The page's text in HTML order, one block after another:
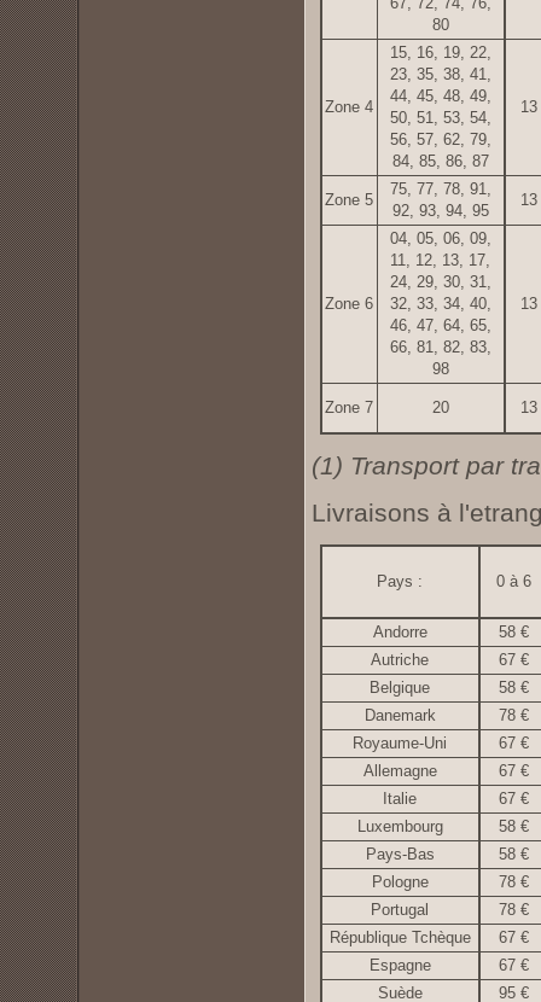
80
Zone 4
15, 16, 19, 22,
23, 35, 38, 41,
44, 45, 48, 49,
50, 51, 53, 54,
56, 57, 62, 79,
84, 85, 86, 87
13
Zone 5
75, 77, 78, 91,
92, 93, 94, 95
13
Zone 6
04, 05, 06, 09,
11, 12, 13, 17,
24, 29, 30, 31,
32, 33, 34, 40,
46, 47, 64, 65,
66, 81, 82, 83,
98
13
Zone 7 20 13
(1) Transport par
Livraisons à
Pays : 0 à 6
Andorre
58 €
Autriche
67 €
Belgique
58 €
Danemark
78 €
Royaume-Uni
67 €
Allemagne
67 €
Italie
67 €
Luxembourg
58 €
Pays-Bas
58 €
Pologne
78 €
Portugal
78 €
République Tchèque
67 €
Espagne
67 €
Suède
95 €